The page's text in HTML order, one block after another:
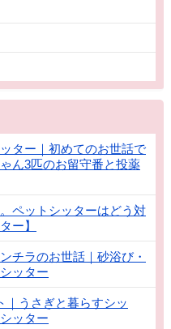
ター｜初めてのお世話で
ん3匹のお留守番と投薬
ペットシッターはどう対
ー】
チラのお世話｜砂浴び・
ッター
｜うさぎと暮らすシッ
ッター